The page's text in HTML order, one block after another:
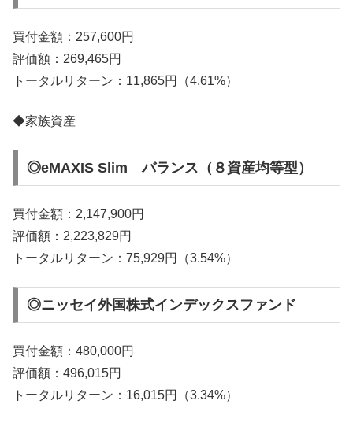
買付金額：257,600円
評価額：269,465円
トータルリターン：11,865円（4.61%）
◆家族資産
◎eMAXIS Slim バランス（８資産均等型）
買付金額：2,147,900円
評価額：2,223,829円
トータルリターン：75,929円（3.54%）
◎ニッセイ外国株式インデックスファンド
買付金額：480,000円
評価額：496,015円
トータルリターン：16,015円（3.34%）